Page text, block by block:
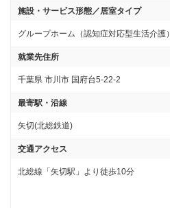
施設・サービス形態／居室タイプ
グループホーム（認知症対応型生活介護）
就業先住所
千葉県 市川市 国府台5-22-2
最寄駅・沿線
矢切(北総鉄道)
交通アクセス
北総線「矢切駅」より徒歩10分